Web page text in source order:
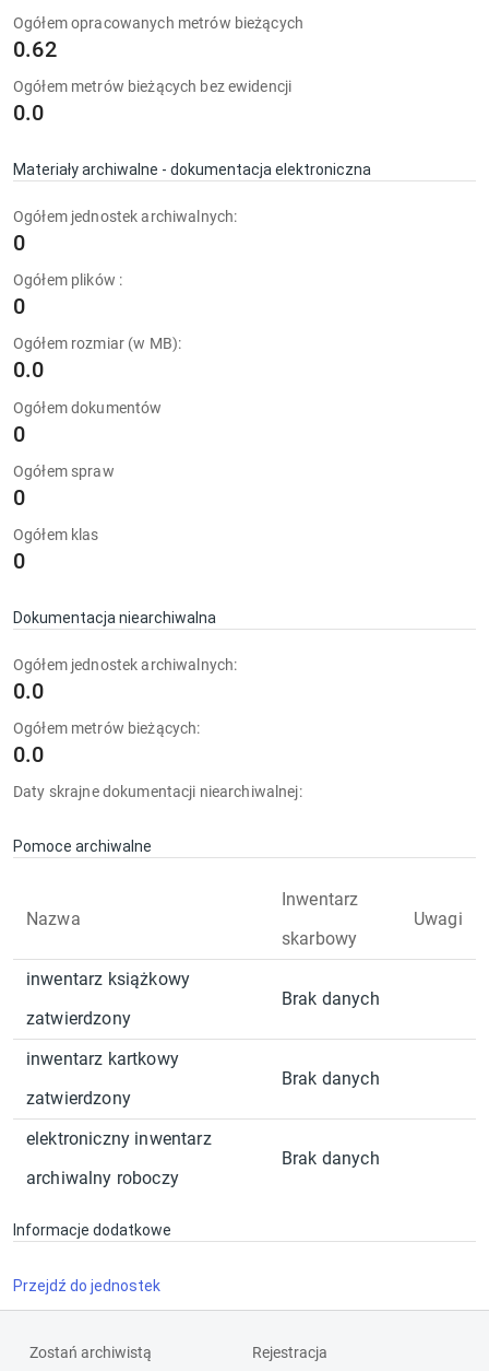
Ogółem opracowanych metrów bieżących
0.62
Ogółem metrów bieżących bez ewidencji
0.0
Materiały archiwalne - dokumentacja elektroniczna
Ogółem jednostek archiwalnych:
0
Ogółem plików :
0
Ogółem rozmiar (w MB):
0.0
Ogółem dokumentów
0
Ogółem spraw
0
Ogółem klas
0
Dokumentacja niearchiwalna
Ogółem jednostek archiwalnych:
0.0
Ogółem metrów bieżących:
0.0
Daty skrajne dokumentacji niearchiwalnej:
Pomoce archiwalne
Nazwa
Inwentarz
skarbowy
Uwagi
inwentarz książkowy
zatwierdzony
Brak danych
inwentarz kartkowy
zatwierdzony
Brak danych
elektroniczny inwentarz
archiwalny roboczy
Brak danych
Informacje dodatkowe
Przejdź do jednostek
Zostań archiwistą Rejestracja